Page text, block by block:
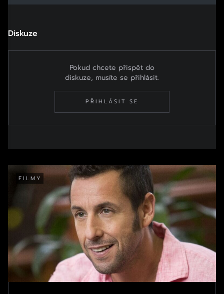
Diskuze
Pokud chcete přispět do
diskuze, musíte se přihlásit.
PŘIHLÁSIT SE
FILMY